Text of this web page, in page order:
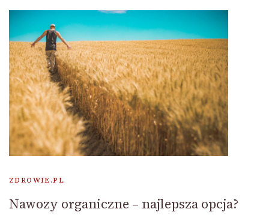
ZDROWIE.PL
Nawozy organiczne – najlepsza opcja?